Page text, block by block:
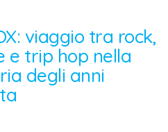
viaggio tra rock,
e trip hop nella
degli anni